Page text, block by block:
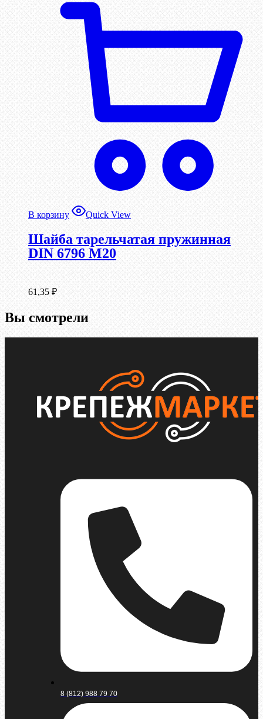
В корзину Quick View
Шайба тарельчатая пружинная
DIN 6796 М20
61,35 ₽
Вы смотрели
8 (812) 988 79 70